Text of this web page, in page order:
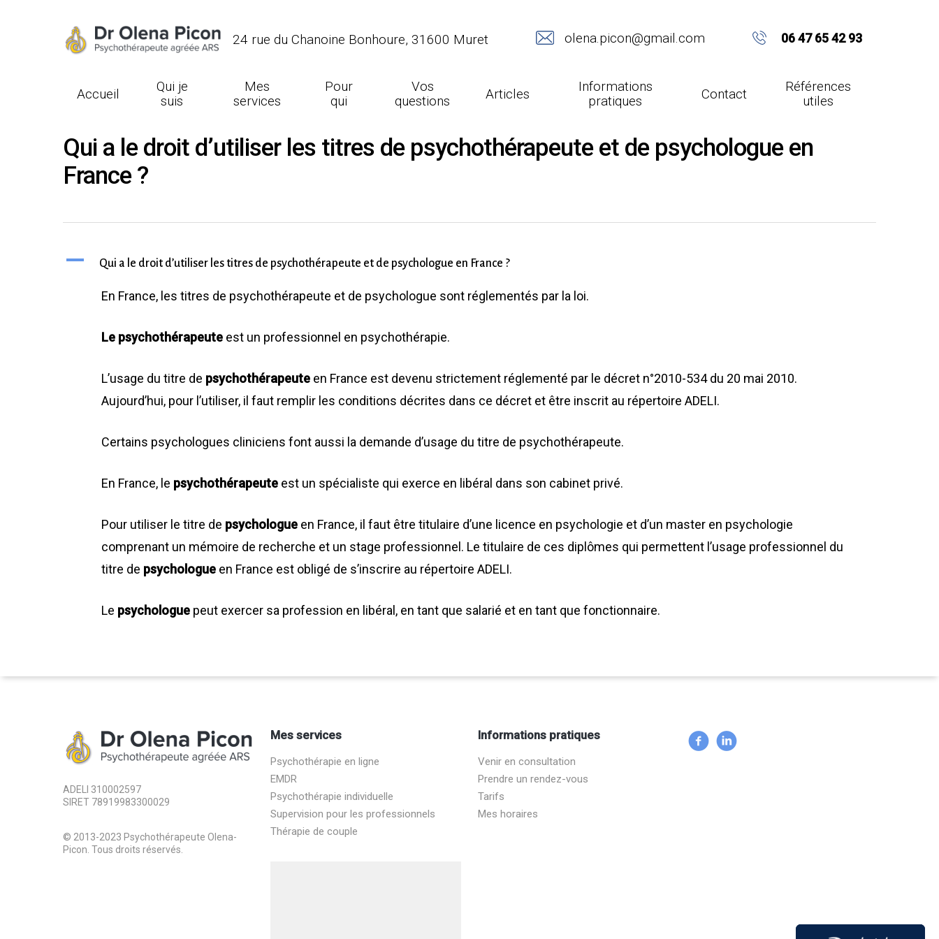
24 rue du Chanoine Bonhoure, 31600 Muret olena.picon@gmail.com 06 47 65 42 93
Accueil
Qui je
suis
Mes
services
Pour
qui
Vos
questions
Articles
Informations
pratiques
Contact
Références
utiles
Qui a le droit d’utiliser les titres de psychothérapeute et de psychologue en
France ?
A Qui a le droit d’utiliser les titres de psychothérapeute et de psychologue en France ?
En France, les titres de psychothérapeute et de psychologue sont réglementés par la loi.
Le psychothérapeute est un professionnel en psychothérapie.
L’usage du titre de psychothérapeute en France est devenu strictement réglementé par le décret n°2010-534 du 20 mai 2010.
Aujourd’hui, pour l’utiliser, il faut remplir les conditions décrites dans ce décret et être inscrit au répertoire ADELI.
Certains psychologues cliniciens font aussi la demande d’usage du titre de psychothérapeute.
En France, le psychothérapeute est un spécialiste qui exerce en libéral dans son cabinet privé.
Pour utiliser le titre de psychologue en France, il faut être titulaire d’une licence en psychologie et d’un master en psychologie
comprenant un mémoire de recherche et un stage professionnel. Le titulaire de ces diplômes qui permettent l’usage professionnel du
titre de psychologue en France est obligé de s’inscrire au répertoire ADELI.
Le psychologue peut exercer sa profession en libéral, en tant que salarié et en tant que fonctionnaire.
ADELI 310002597
SIRET 78919983300029
© 2013-2023 Psychothérapeute Olena-
Picon. Tous droits réservés.
Mes services
Psychothérapie en ligne
EMDR
Psychothérapie individuelle
Supervision pour les professionnels
Thérapie de couple
Informations pratiques
Venir en consultation
Prendre un rendez-vous
Tarifs
Mes horaires